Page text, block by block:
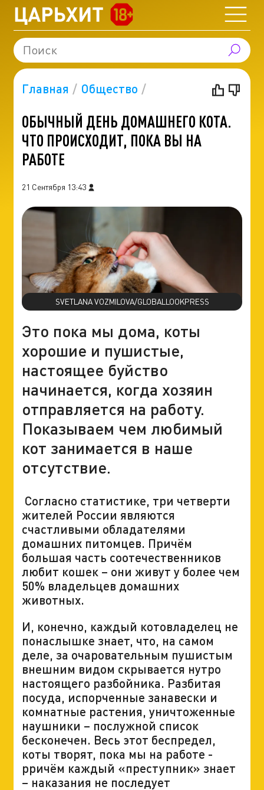
Главная Общество
ОБЫЧНЫЙ ДЕНЬ ДОМАШНЕГО КОТА.
ЧТО ПРОИСХОДИТ, ПОКА ВЫ НА
РАБОТЕ
21 Сентября 13:43
SVETLANA VOZMILOVA/GLOBALLOOKPRESS
Это пока мы дома, коты
хорошие и пушистые,
настоящее буйство
начинается, когда хозяин
отправляется на работу.
Показываем чем любимый
кот занимается в наше
отсутствие.
Согласно статистике, три четверти
жителей России являются
счастливыми обладателями
домашних питомцев. Причём
большая часть соотечественников
любит кошек – они живут у более чем
50% владельцев домашних
животных.
И, конечно, каждый котовладелец не
понаслышке знает, что, на самом
деле, за очаровательным пушистым
внешним видом скрывается нутро
настоящего разбойника. Разбитая
посуда, испорченные занавески и
комнатные растения, уничтоженные
наушники – послужной список
бесконечен. Весь этот беспредел,
коты творят, пока мы на работе -
рричём каждый «преступник» знает
– наказания не последует